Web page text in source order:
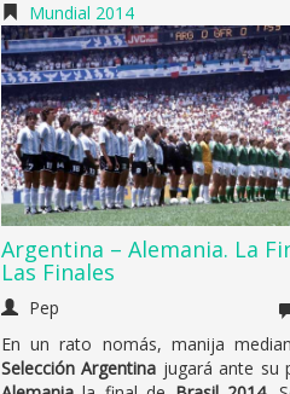
Mundial 2014
Argentina – Alemania. La
Las Finales
Pep
En un rato nomás, manija
Selección Argentina jugará ante su